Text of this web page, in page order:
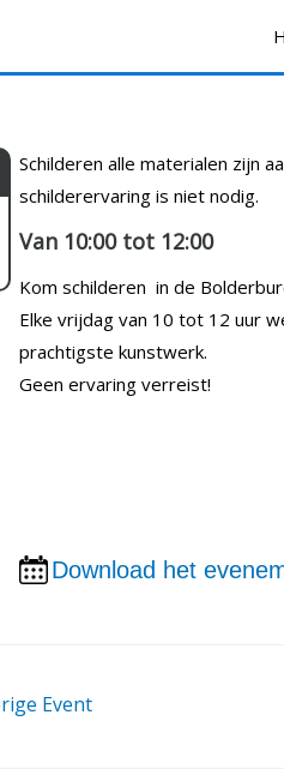
Schilderen alle materialen zijn
schilderervaring is niet nodig.
Van 10:00 tot 12:00
Kom schilderen in de
Elke vrijdag van 10 tot 12 uur
prachtigste kunstwerk.
Geen ervaring verreist!
Download het
Event